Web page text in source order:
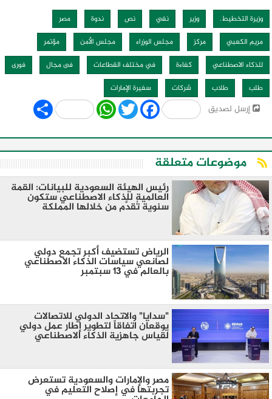
وزيرة التخطيط. وزير نفي نص ندوة
مصر
مريم الكعبي
مركز مجلس الوزراء مجلس الأمن
مؤتمر
للذكاء الاصطناعي
كفاءة في مختلف القطاعات فى مجال
فورى
طلب
طلاب شركات سفيرة الإمارات
إرسل لصديق Share WhatsApp
Twitter Facebook
موضوعات متعلقة
رئيس الهيئة السعودية للبيانات: القمة
العالمية للذكاء الاصطناعي ستكون
سنوية تُقدَّم من خلالها المملكة
الرياض تستضيف أكبر تجمع دولي
لصانعي سياسات الذكاء الاصطناعي
بالعالم في 13 سبتمبر
"سدايا" والاتحاد الدولي للاتصالات
يوقعان اتفاقاً لتطوير إطار عمل دولي
لقياس جاهزية الذكاء الاصطناعي
مصر والإمارات والسعودية تستعرض
تجربتها في إصلاح التعليم في